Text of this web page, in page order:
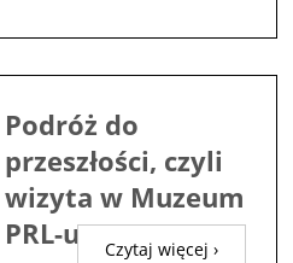
Podróż do
przeszłości, czyli
wizyta w Muzeum
PRL-u
Czytaj więcej ›